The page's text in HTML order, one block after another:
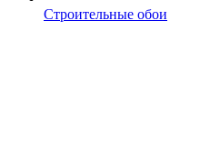
Строительные обои